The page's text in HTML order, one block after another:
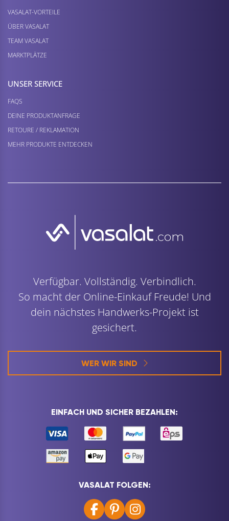
VASALAT-VORTEILE
ÜBER VASALAT
TEAM VASALAT
MARKTPLÄTZE
UNSER SERVICE
FAQS
DEINE PRODUKTANFRAGE
RETOURE / REKLAMATION
MEHR PRODUKTE ENTDECKEN
Verfügbar. Vollständig. Verbindlich.
So macht der Online-Einkauf Freude! Und
dein nächstes Handwerks-Projekt ist
gesichert.
WER WIR SIND
EINFACH UND SICHER BEZAHLEN:
VASALAT FOLGEN: